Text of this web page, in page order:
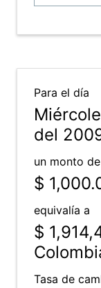
Para el día
del
un monto de
$
equivalía a
$
Tasa de